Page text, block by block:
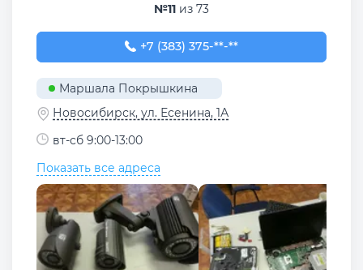
№11 из 73
+7 (383) 375-47-11
+7 (383) 375-**-**
Маршала Покрышкина
Новосибирск, ул. Есенина, 1А
вт-сб 9:00-13:00
Показать все адреса